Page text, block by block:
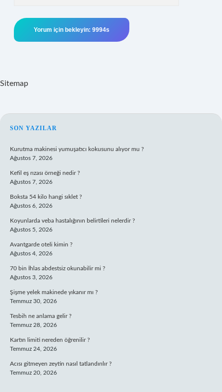
Sitemap
SIDEBAR
SON YAZILAR
Kurutma makinesi yumuşatıcı kokusunu alıyor mu ?
Ağustos 7, 2026
Kefil eş rızası örneği nedir ?
Ağustos 7, 2026
Boksta 54 kilo hangi sıklet ?
Ağustos 6, 2026
Koyunlarda veba hastalığının belirtileri nelerdir ?
Ağustos 5, 2026
Avantgarde oteli kimin ?
Ağustos 4, 2026
70 bin İhlas abdestsiz okunabilir mi ?
Ağustos 3, 2026
Şişme yelek makinede yıkanır mı ?
Temmuz 30, 2026
Tesbih ne anlama gelir ?
Temmuz 28, 2026
Kartın limiti nereden öğrenilir ?
Temmuz 24, 2026
Acısı gitmeyen zeytin nasıl tatlandırılır ?
Temmuz 20, 2026